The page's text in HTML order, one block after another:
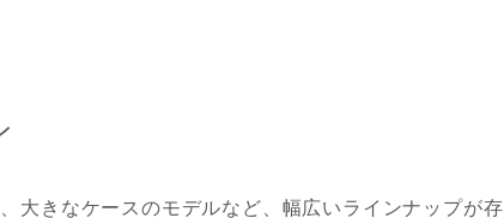
大きなケースのモデルなど、幅広いラインナップが存